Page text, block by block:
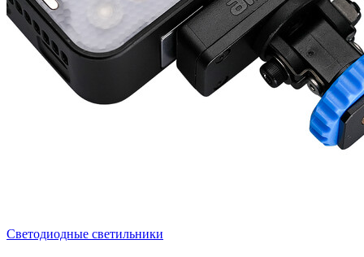
Светодиодные светильники